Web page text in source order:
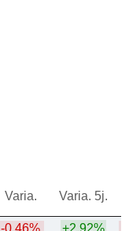
Varia. Varia. 5j.
-0,46% +2,92%